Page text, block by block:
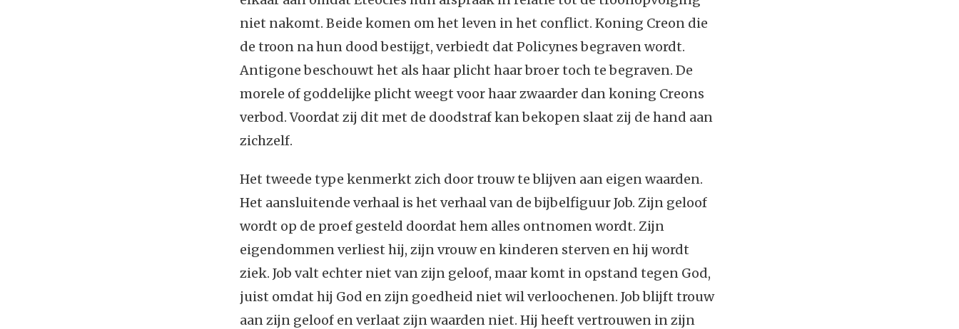
niet nakomt. Beide komen om het leven in het conflict. Koning Creon die
de troon na hun dood bestijgt, verbiedt dat Policynes begraven wordt.
Antigone beschouwt het als haar plicht haar broer toch te begraven. De
morele of goddelijke plicht weegt voor haar zwaarder dan koning Creons
verbod. Voordat zij dit met de doodstraf kan bekopen slaat zij de hand aan
zichzelf.
Het tweede type kenmerkt zich door trouw te blijven aan eigen waarden.
Het aansluitende verhaal is het verhaal van de bijbelfiguur Job. Zijn geloof
wordt op de proef gesteld doordat hem alles ontnomen wordt. Zijn
eigendommen verliest hij, zijn vrouw en kinderen sterven en hij wordt
ziek. Job valt echter niet van zijn geloof, maar komt in opstand tegen God,
juist omdat hij God en zijn goedheid niet wil verloochenen. Job blijft trouw
aan zijn geloof en verlaat zijn waarden niet. Hij heeft vertrouwen in zijn